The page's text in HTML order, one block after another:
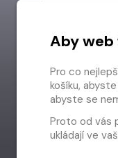
Aby web
Pro co
košíku,
abyste se
Proto od vás
ukládají ve